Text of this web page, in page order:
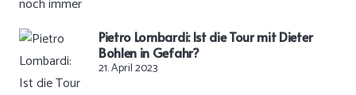
Pietro Lombardi: Ist die Tour mit Dieter
Bohlen in Gefahr?
21. April 2023